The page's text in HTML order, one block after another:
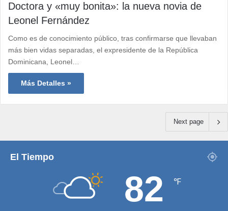
Doctora y «muy bonita»: la nueva novia de
Leonel Fernández
Como es de conocimiento público, tras confirmarse que llevaban
más bien vidas separadas, el expresidente de la República
Dominicana, Leonel…
Más Detalles »
Next page
El Tiempo
82 ℉